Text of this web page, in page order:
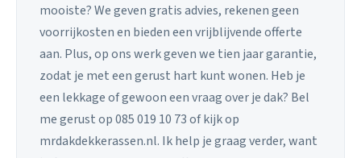
mooiste? We geven gratis advies, rekenen geen
voorrijkosten en bieden een vrijblijvende offerte
aan. Plus, op ons werk geven we tien jaar garantie,
zodat je met een gerust hart kunt wonen. Heb je
een lekkage of gewoon een vraag over je dak? Bel
me gerust op 085 019 10 73 of kijk op
mrdakdekkerassen.nl. Ik help je graag verder, want